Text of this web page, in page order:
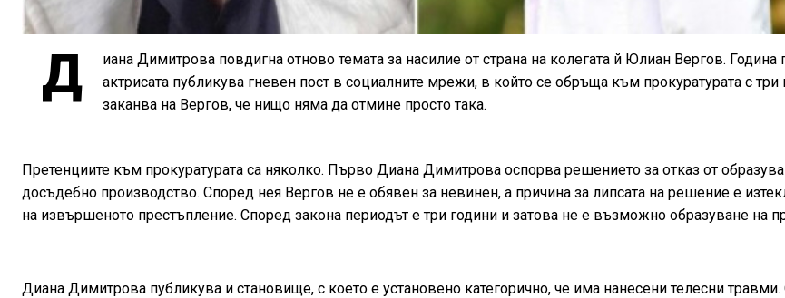
Д
иана Димитрова повдигна отново темата за насилие от страна на колегата й Юлиан Вергов. Година
актрисата публикува гневен пост в социалните мрежи, в който се обръща към прокуратурата с три
заканва на Вергов, че нищо няма да отмине просто така.
Претенциите към прокуратурата са няколко. Първо Диана Димитрова оспорва решението за отказ от
досъдебно производство. Според нея Вергов не е обявен за невинен, а причина за липсата на решение е
на извършеното престъпление. Според закона периодът е три години и затова не е възможно образуване на
Диана Димитрова публикува и становище, с което е установено категорично, че има нанесени телесни